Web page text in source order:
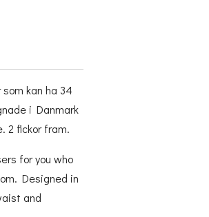
kan ha 34
i Danmark
2 fickor fram.
for you who
Designed in
and